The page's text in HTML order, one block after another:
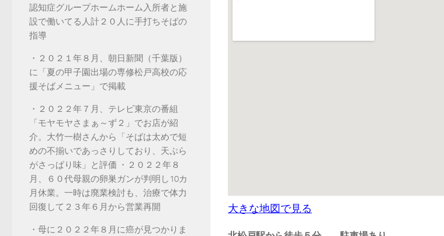
大きな地図で見る
認知症グループホームホーム入所者と施
設で働いてる人計２０人に手打ちそばの
指導
・２０２１年８月、朝日新聞（千葉版）
に「夏の甲子園出場の専修松戸高校の応
援そばメニュー」で掲載
・２０２２年７月、テレビ東京の番組
「モヤモヤさまぁ～ず２」でお店が紹
介。大竹一樹さんから「そばは太めで短
めの不揃いであっさりしており、天ぷら
がさっぱり味」と評価 ・２０２２年８
月、６０代母親の卵巣ガンが判明し10カ
月休業。一時は廃業検討も、治療で体力
回復して２３年６月から営業再開
・母に２０２２年８月に癌が見つかりま